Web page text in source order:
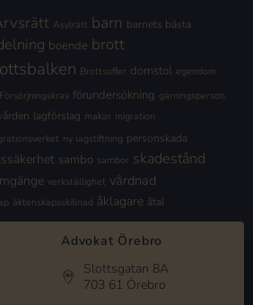
Asylrätt barn barnets bästa
boende brott
Brottsoffer domstol egendom
Försörjningskrav förundersökning gärningsperson
lagförslag makar migration
ny lagstiftning personskada
sambo sambor skadestånd
verkställighet vårdnad
äktenskapsskillnad åklagare åtal
Advokat Örebro
Slottsgatan 8A
703 61 Örebro